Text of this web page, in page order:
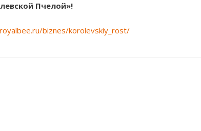
Пчелой»!
biznes/korolevskiy_rost/